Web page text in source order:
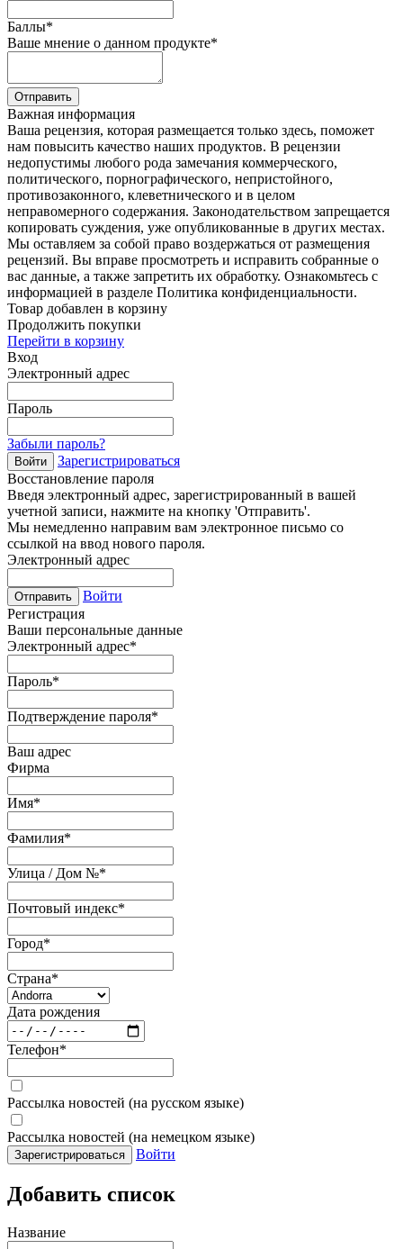
Баллы*
Ваше мнение о данном продукте*
Отправить
Важная информация
Ваша рецензия, которая размещается только здесь, поможет
нам повысить качество наших продуктов. В рецензии
недопустимы любого рода замечания коммерческого,
политического, порнографического, непристойного,
противозаконного, клеветнического и в целом
неправомерного содержания. Законодательством запрещается
копировать суждения, уже опубликованные в других местах.
Мы оставляем за собой право воздержаться от размещения
рецензий. Вы вправе просмотреть и исправить собранные о
вас данные, а также запретить их обработку. Ознакомьтесь с
информацией в разделе Политика конфиденциальности.
Товар добавлен в корзину
Продолжить покупки
Перейти в корзину
Вход
Электронный адрес
Пароль
Забыли пароль?
Войти
Зарегистрироваться
Восстановление пароля
Введя электронный адрес, зарегистрированный в вашей
учетной записи, нажмите на кнопку 'Отправить'.
Мы немедленно направим вам электронное письмо со
ссылкой на ввод нового пароля.
Электронный адрес
Отправить
Войти
Регистрация
Ваши персональные данные
Электронный адрес*
Пароль*
Подтверждение пароля*
Ваш адрес
Фирма
Имя*
Фамилия*
Улица / Дом №*
Почтовый индекс*
Город*
Страна*
Дата рождения
Телефон*
Рассылка новостей (на русском языке)
Рассылка новостей (на немецком языке)
Зарегистрироваться Войти
Добавить список
Название